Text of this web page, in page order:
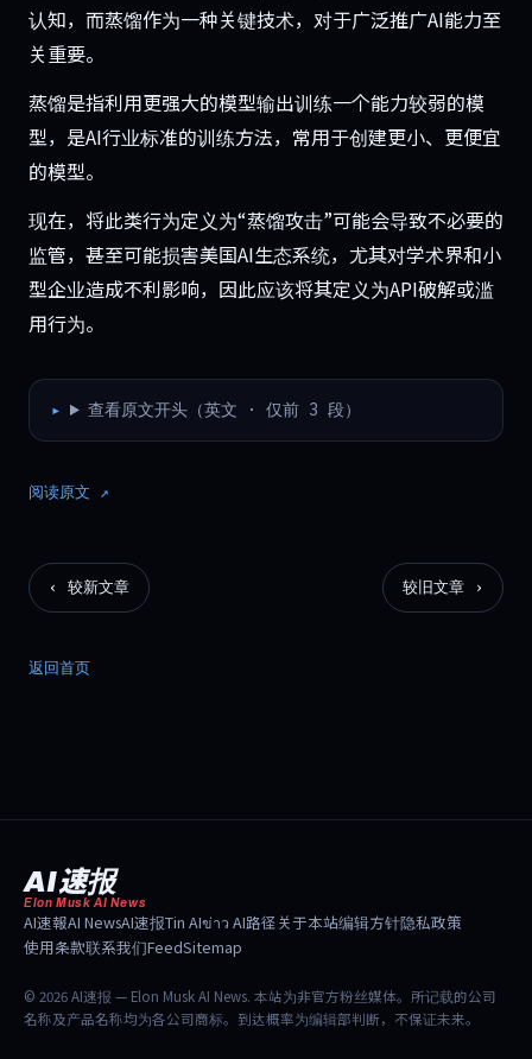
认知，而蒸馏作为一种关键技术，对于广泛推广AI能力至
关重要。
蒸馏是指利用更强大的模型输出训练一个能力较弱的模
型，是AI行业标准的训练方法，常用于创建更小、更便宜
的模型。
现在，将此类行为定义为“蒸馏攻击”可能会导致不必要的
监管，甚至可能损害美国AI生态系统，尤其对学术界和小
型企业造成不利影响，因此应该将其定义为API破解或滥
用行为。
查看原文开头（英文 · 仅前 3 段）
阅读原文 ↗
‹ 较新文章 较旧文章 ›
返回首页
AI速报
Elon Musk AI News
AI速報AI NewsAI速报Tin AIข่าว AI路径关于本站编辑方针隐私政策
使用条款联系我们FeedSitemap
© 2026 AI速报 — Elon Musk AI News. 本站为非官方粉丝媒体。所记载的公司
名称及产品名称均为各公司商标。到达概率为编辑部判断，不保证未来。